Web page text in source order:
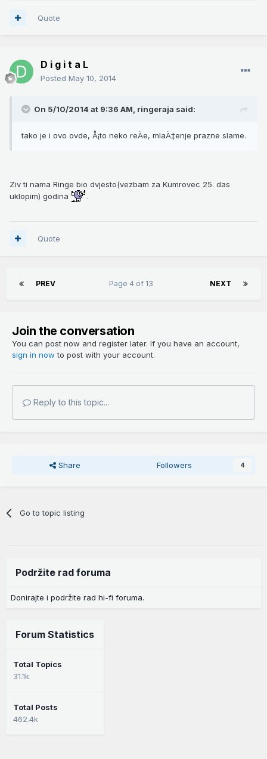
Quote
D i g i t a L
Posted May 10, 2014
On 5/10/2014 at 9:36 AM, ringeraja said:
tako je i ovo ovde, Å¡to neko reÄe, mlaÄ‡enje prazne slame.
Ziv ti nama Ringe bio dvjesto(vezbam za Kumrovec 25. das
uklopim) godina
.
Quote
PREV NEXT
Page 4 of 13
Join the conversation
You can post now and register later. If you have an account,
sign in now to post with your account.
Reply to this topic...
Share Followers 4
Go to topic listing
Podržite rad foruma
Donirajte i podržite rad hi-fi foruma.
Forum Statistics
Total Topics
31.1k
Total Posts
462.4k